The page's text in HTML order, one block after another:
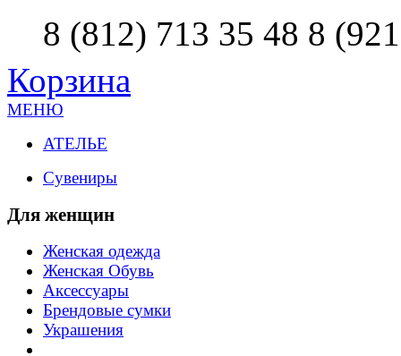
8 (812) 713 35 48 8
Корзина
МЕНЮ
АТЕЛЬЕ
Сувениры
Для женщин
Женская одежда
Женская Обувь
Аксессуары
Брендовые сумки
Украшения